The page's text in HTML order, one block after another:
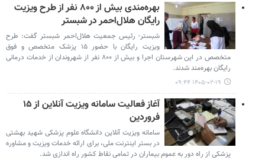
بهره‌مندی بیش از ۸۰۰ نفر از طرح ویزیت
رایگان هلال‌احمر در شبستر
شبستر- رئیس جمعیت هلال‌احمر شبستر گفت: طرح
ویزیت رایگان با حضور ۱۵ پزشک متخصص و فوق‌
متخصص در این شهرستان اجرا و بیش از ۸۰۰ نفر از شهروندان از خدمات درمانی
رایگان بهره‌مند شدند.
۱۴۰۵-۰۲-۱۹ ۰۹:۴۴
آغاز فعالیت سامانه ویزیت آنلاین از ۱۵
فروردین
سامانه ویزیت آنلاین دانشگاه علوم پزشکی شهید بهشتی
در بستر اینترنت ملی، برای ارائه‌ خدمات ویزیت و مشاوره
پزشکی از راه دور به عموم بیماران در تمامی نقاط کشور راه اندازی شد.